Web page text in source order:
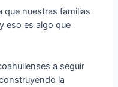
que nuestras familias
eso es algo que
a seguir
la